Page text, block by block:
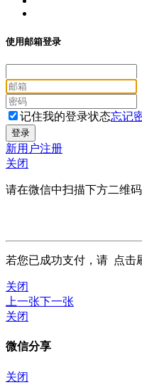
使用邮箱登录
记住我的登录状态忘记
新用户注册
关闭
请在微信中扫描下方二维
若您已成功支付，请 点击
关闭
上一张下一张
关闭
微信分享
关闭